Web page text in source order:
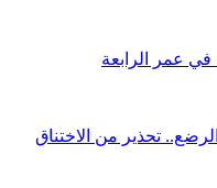
تحذير من الاختناق